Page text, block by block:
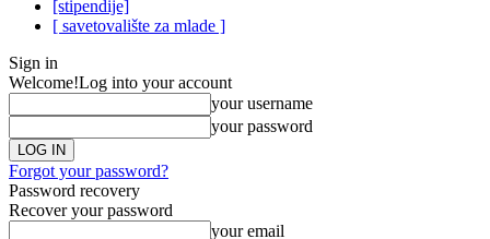
[stipendije]
[ savetovalište za mlade ]
Sign in
Welcome!Log into your account
your username
your password
Forgot your password?
Password recovery
Recover your password
your email